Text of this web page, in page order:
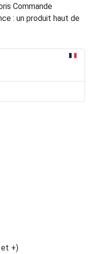
Commande
: un produit haut de
et +)